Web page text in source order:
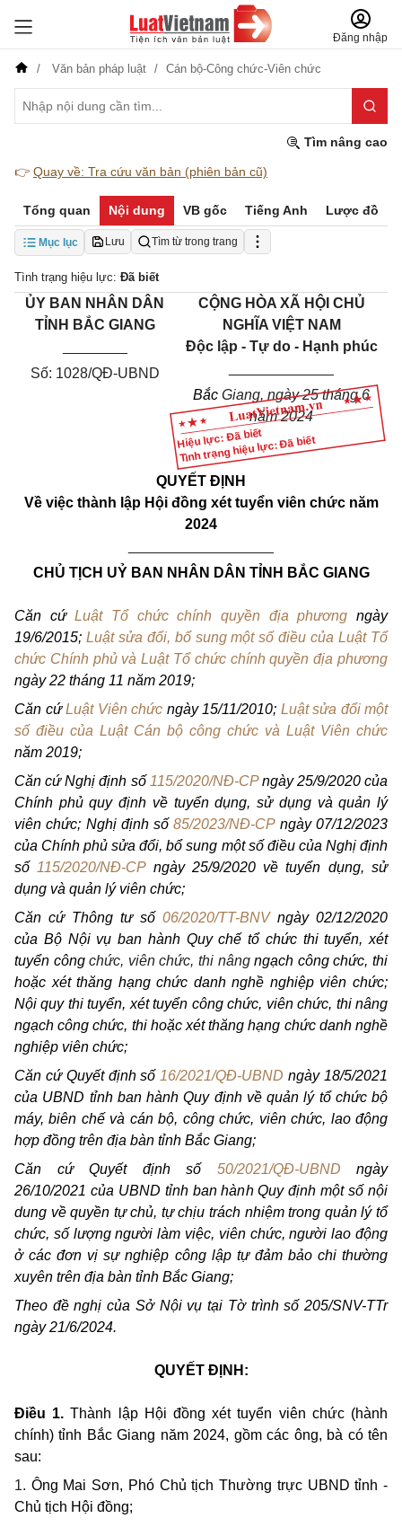
Đăng nhập
Văn bản pháp luật Cán bộ-Công chức-Viên chức
Tìm nâng cao
👉 Quay về: Tra cứu văn bản (phiên bản cũ)
Tổng quan Nội dung VB gốc Tiếng Anh Lược đồ
Mục lục Lưu Tìm từ trong trang
Tình trạng hiệu lực: Đã biết
Hiệu lực: Đã biết
Tình trạng hiệu lực: Đã biết
ỦY BAN NHÂN DÂN
TỈNH BẮC GIANG
Số: 1028/QĐ-UBND
CỘNG HÒA XÃ HỘI CHỦ
NGHĨA VIỆT NAM
Độc lập - Tự do - Hạnh phúc
Bắc Giang, ngày 25 tháng 6
năm 2024
QUYẾT ĐỊNH
Về việc thành lập Hội đồng xét tuyển viên chức năm
2024
CHỦ TỊCH UỶ BAN NHÂN DÂN TỈNH BẮC GIANG
Căn cứLuật Tổ chức chính quyền địa phươngngày
19/6/2015; Luật sửa đổi, bổ sung một số điều của Luật Tổ
chức Chính phủ và Luật Tổ chức chính quyền địa phương
ngày 22 tháng 11 năm 2019;
Căn cứLuật Viên chức ngày 15/11/2010; Luật sửa đổi một
số điều của Luật Cán bộ công chức và Luật Viên chức
năm 2019;
Căn cứ Nghị định số 115/2020/NĐ-CPngày 25/9/2020 của
Chính phủ quy định về tuyển dụng, sử dụng và quản lý
viên chức; Nghị định số85/2023/NĐ-CPngày 07/12/2023
của Chính phủ sửa đổi, bổ sung một số điều của Nghị định
số 115/2020/NĐ-CPngày 25/9/2020 về tuyển dụng, sử
dụng và quản lý viên chức;
Căn cứ Thông tư số 06/2020/TT-BNVngày 02/12/2020
của Bộ Nội vụ ban hành Quy chế tổ chức thi tuyển, xét
tuyển côngchức, viên chức, thi nângngạch công chức, thi
hoặc xét thăng hạng chức danh nghề nghiệp viên chức;
Nội quy thi tuyển, xét tuyển công chức, viên chức, thi nâng
ngạch công chức, thi hoặc xét thăng hạng chức danh nghề
nghiệp viên chức;
Căn cứ Quyết định số 16/2021/QĐ-UBND ngày 18/5/2021
của UBND tỉnh ban hành Quy định về quản lý tổ chức bộ
máy, biên chế và cán bộ, công chức, viên chức, lao động
hợp đồng trên địa bàn tỉnh Bắc Giang;
Căn cứ Quyết định số 50/2021/QĐ-UBND ngày
26/10/2021 của UBND tỉnh ban hành Quy định một số nội
dung về quyền tự chủ, tự chịu trách nhiệm trong quản lý tổ
chức, số lượng người làm việc, viên chức, người lao động
ở các đơn vị sự nghiệp công lập tự đảm bảo chi thường
xuyên trên địa bàn tỉnh Bắc Giang;
Theo đề nghị của Sở Nội vụ tại Tờ trình số 205/SNV-TTr
ngày 21/6/2024.
QUYẾT ĐỊNH:
Điều 1.Thành lập Hội đồng xét tuyển viên chức (hành
chính) tỉnh Bắc Giang năm 2024, gồm các ông, bà có tên
sau:
1. Ông Mai Sơn, Phó Chủ tịch Thường trực UBND tỉnh -
Chủ tịch Hội đồng;